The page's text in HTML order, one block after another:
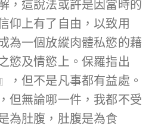
，這說法或許是因當時的
仰上有了自由，以致用
為一個放縱肉體私慾的藉
慾及情慾上。保羅指出
，但不是凡事都有益處。
但無論哪一件，我都不受
為肚腹，肚腹是為食